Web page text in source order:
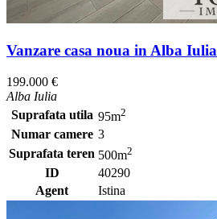
Vanzare casa noua in Alba Iulia
199.000 €
Alba Iulia
Suprafata utila 95m2
Numar camere 3
Suprafata teren 500m2
ID
40290
Agent
Istina